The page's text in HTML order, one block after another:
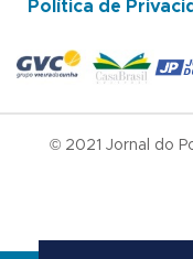
Política de
© 2021 Jornal do